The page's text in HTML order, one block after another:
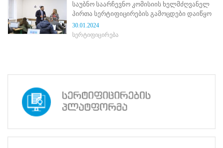
ნორმატიული
ბაზა
სტრატეგიული
სანდოობის
მართვის
გენდერული
საუბნო საარჩევნო კომისიის ხელმძღვანელ
პირთა სერტიფიცირების გამოცდები დაიწყო
30.01.2024
სერტიფიცირება